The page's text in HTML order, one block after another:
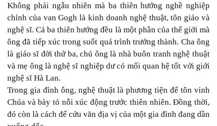
Không phải ngẫu nhiên mà ba thiên hướng nghề nghiệp
chính của van Gogh là kinh doanh nghệ thuật, tôn giáo và
nghệ sĩ. Cả ba thiên hướng đều là một phần của thế giới mà
ông đã tiếp xúc trong suốt quá trình trưởng thành. Cha ông
là giáo sĩ đời thứ ba, chú ông là nhà buôn tranh nghệ thuật
và mẹ ông là nghệ sĩ nghiệp dư có mối quan hệ tốt với giới
nghệ sĩ Hà Lan.
Trong gia đình ông, nghệ thuật là phương tiện để tôn vinh
Chúa và bày tỏ nỗi xúc động trước thiên nhiên. Đồng thời,
đó còn là cách để cứu vãn địa vị của một gia đình đang dần